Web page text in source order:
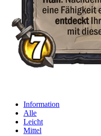
Information
Alle
Leicht
Mittel